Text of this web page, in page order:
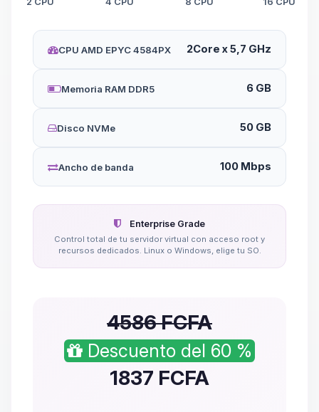
CPU AMD EPYC 4584PX 2Core x 5,7 GHz
Memoria RAM DDR5 6 GB
Disco NVMe 50 GB
Ancho de banda 100 Mbps
Enterprise Grade
Control total de tu servidor virtual con acceso root y
recursos dedicados. Linux o Windows, elige tu SO.
4586 FCFA
Descuento del 60 %
1837 FCFA